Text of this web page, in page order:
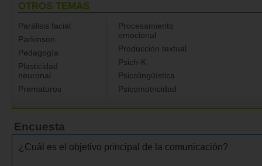
OTROS TEMAS
Parálisis facial
Parkinson
Pedagogía
Plasticidad
neuronal
Prematuros
Procesamiento
emocional
Producción textual
Psich-K
Psicolingüística
Psicomotricidad
Encuesta
¿Cuál es el objetivo principal de la comunicación?